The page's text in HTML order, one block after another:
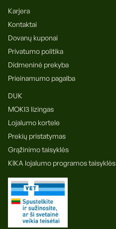
Karjera
Kontaktai
Dovanų kuponai
Privatumo politika
Didmeninė prekyba
Prieinamumo pagalba
DUK
MOKI3 lizingas
Lojalumo kortele
Prekių pristatymas
Grąžinimo taisyklės
KIKA lojalumo programos taisyklės